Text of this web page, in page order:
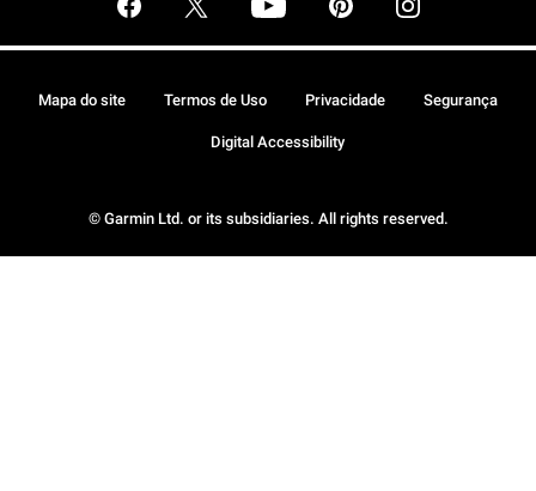
© Garmin Ltd. or its subsidiaries. All rights reserved.
Mapa do site Termos de Uso Privacidade Segurança
Digital Accessibility